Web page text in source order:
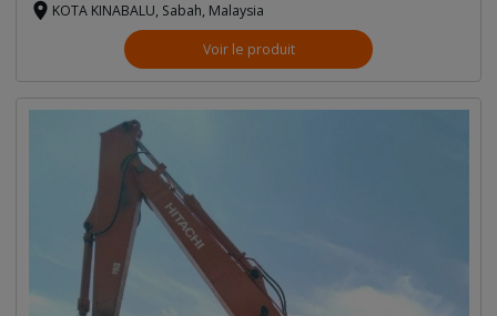
KOTA KINABALU, Sabah, Malaysia
Voir le produit